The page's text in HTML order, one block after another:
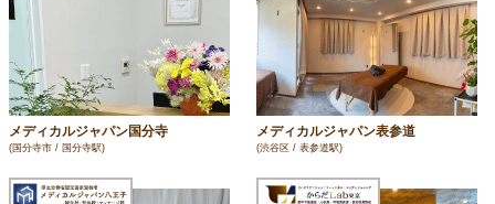
メディカルジャパン国分寺
(国分寺市 / 国分寺駅)
メディカルジャパン表参道
(渋谷区 / 表参道駅)